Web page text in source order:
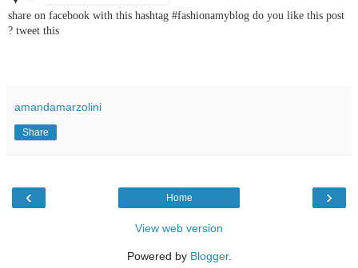
share on facebook with this hashtag #fashionamyblog do you like this post
? tweet this
amandamarzolini
Share
‹ ›
Home
View web version
Powered by Blogger.